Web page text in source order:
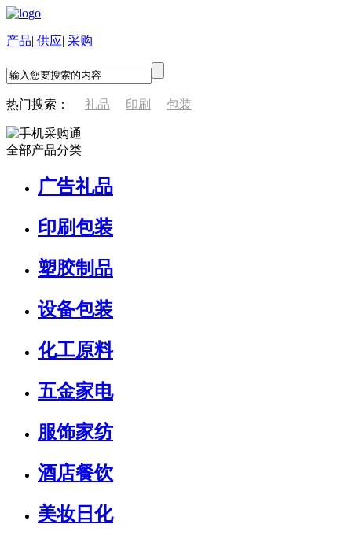
产品| 供应| 采购
热门搜索： 礼品 印刷 包装
全部产品分类
广告礼品
印刷包装
塑胶制品
设备包装
化工原料
五金家电
服饰家纺
酒店餐饮
美妆日化